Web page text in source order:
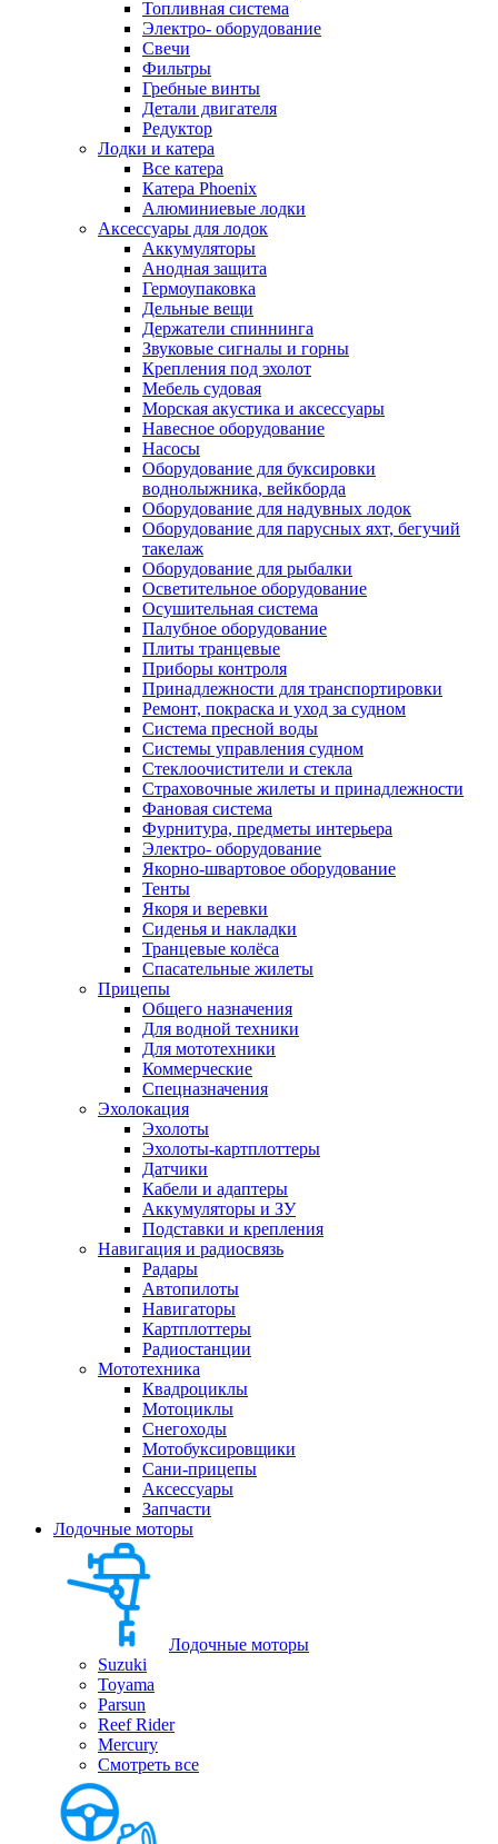
Топливная система
Электро- оборудование
Свечи
Фильтры
Гребные винты
Детали двигателя
Редуктор
Лодки и катера
Все катера
Катера Phoenix
Алюминиевые лодки
Аксессуары для лодок
Аккумуляторы
Анодная защита
Гермоупаковка
Дельные вещи
Держатели спиннинга
Звуковые сигналы и горны
Крепления под эхолот
Мебель судовая
Морская акустика и аксессуары
Навесное оборудование
Насосы
Оборудование для буксировки
воднолыжника, вейкборда
Оборудование для надувных лодок
Оборудование для парусных яхт, бегучий
такелаж
Оборудование для рыбалки
Осветительное оборудование
Осушительная система
Палубное оборудование
Плиты транцевые
Приборы контроля
Принадлежности для транспортировки
Ремонт, покраска и уход за судном
Система пресной воды
Системы управления судном
Стеклоочистители и стекла
Страховочные жилеты и принадлежности
Фановая система
Фурнитура, предметы интерьера
Электро- оборудование
Якорно-швартовое оборудование
Тенты
Якоря и веревки
Сиденья и накладки
Транцевые колёса
Спасательные жилеты
Прицепы
Общего назначения
Для водной техники
Для мототехники
Коммерческие
Спецназначения
Эхолокация
Эхолоты
Эхолоты-картплоттеры
Датчики
Кабели и адаптеры
Аккумуляторы и ЗУ
Подставки и крепления
Навигация и радиосвязь
Радары
Автопилоты
Навигаторы
Картплоттеры
Радиостанции
Мототехника
Квадроциклы
Мотоциклы
Снегоходы
Мотобуксировщики
Сани-прицепы
Аксессуары
Запчасти
Лодочные моторы
Лодочные моторы
Suzuki
Toyama
Parsun
Reef Rider
Mercury
Смотреть все